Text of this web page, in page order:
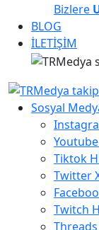
Bizlere
BLOG
İLETİŞİM
Sosyal
Tiktok
Twitter
Twitch